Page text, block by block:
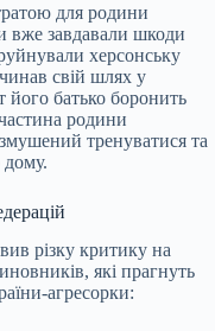
для родини
вже завдавали шкоди
херсонську
свій шлях у
батько боронить
родини
тренуватися та
дому.
різку критику на
які прагнуть
агресорки: